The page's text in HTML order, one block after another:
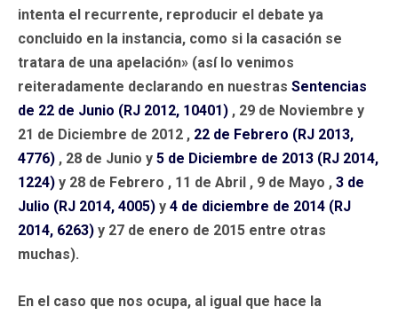
intenta el recurrente, reproducir el debate ya
concluido en la instancia, como si la casación se
tratara de una apelación» (así lo venimos
reiteradamente declarando en nuestras Sentencias
de 22 de Junio (RJ 2012, 10401) , 29 de Noviembre y
21 de Diciembre de 2012 , 22 de Febrero (RJ 2013,
4776) , 28 de Junio y 5 de Diciembre de 2013 (RJ 2014,
1224) y 28 de Febrero , 11 de Abril , 9 de Mayo , 3 de
Julio (RJ 2014, 4005) y 4 de diciembre de 2014 (RJ
2014, 6263) y 27 de enero de 2015 entre otras
muchas).
En el caso que nos ocupa, al igual que hace la